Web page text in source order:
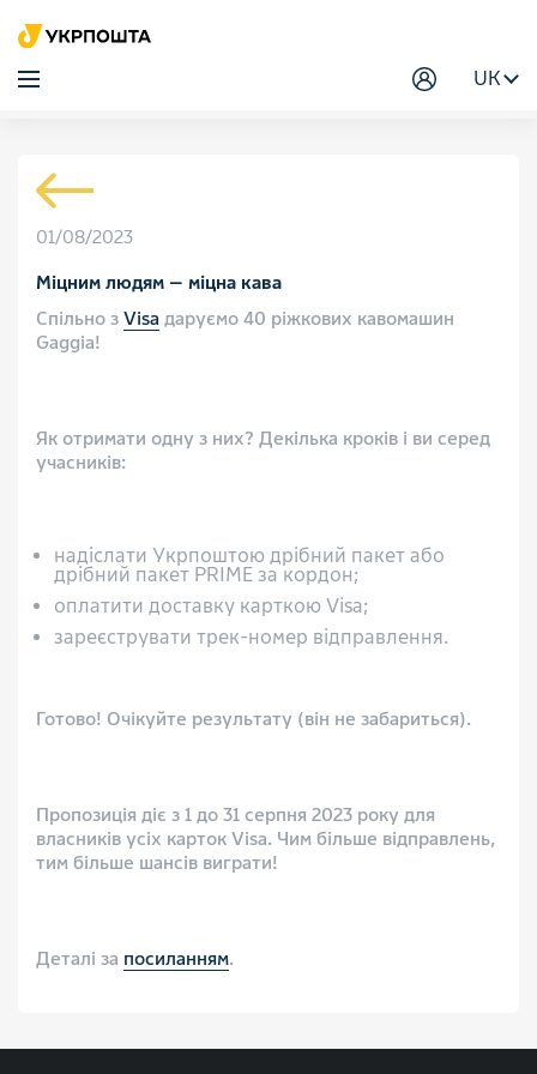
UK
01/08/2023
Міцним людям — міцна кава
Спільно з Visa даруємо 40 ріжкових кавомашин
Gaggia!
Як отримати одну з них? Декілька кроків і ви серед
учасників:
надіслати Укрпоштою дрібний пакет або
дрібний пакет PRIME за кордон;
оплатити доставку карткою Visa;
зареєструвати трек-номер відправлення.
Готово! Очікуйте результату (він не забариться).
Пропозиція діє з 1 до 31 серпня 2023 року для
власників усіх карток Visa. Чим більше відправлень,
тим більше шансів виграти!
Деталі за посиланням.